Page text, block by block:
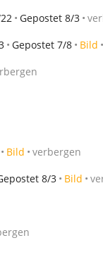
Gepostet 8/3
Gepostet 7/8 Bild
Bild verbergen
8/3 Bild